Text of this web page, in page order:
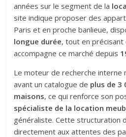
années sur le segment de la
site indique proposer des
Paris et en proche banlieue,
longue durée, tout en précisant
accompagne ce marché depuis
Le moteur de recherche interne
avant un catalogue de plus de 3
maisons, ce qui renforce son
spécialiste de la location
généraliste. Cette structuration
directement aux attentes des